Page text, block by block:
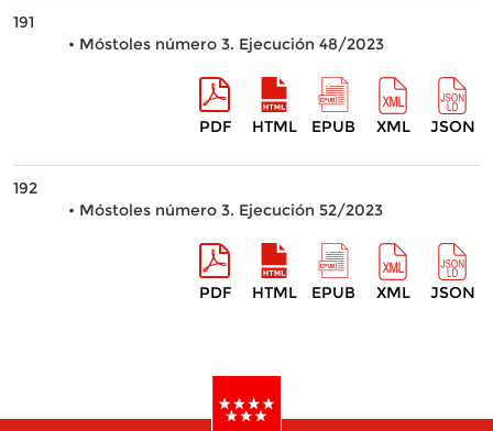
191
• Móstoles número 3. Ejecución 48/2023
PDF HTML EPUB XML JSON
192
• Móstoles número 3. Ejecución 52/2023
PDF HTML EPUB XML JSON